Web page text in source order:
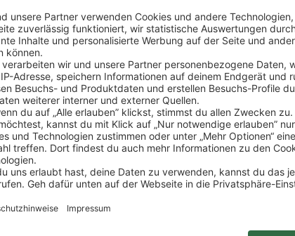
sind Teil der REWE Group. Bundesweit
des Verkaufsbereichs vorwiegend samstags
von Preis- und
Waren